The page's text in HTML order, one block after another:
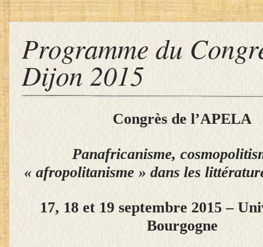
Programme du
Dijon 2015
Congrès de l’APELA
Panafricanisme,
« afropolitanisme » dans les
17, 18 et 19 septembre 2015 –
Bourgogne